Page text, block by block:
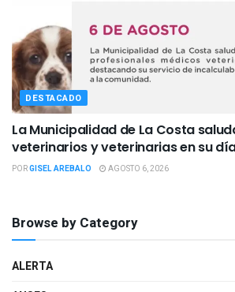
DESTACADO
La Municipalidad de La Costa
veterinarios y veterinarias en su
PORGISEL AREBALO AGOSTO 6, 2026
Browse by Category
ALERTA